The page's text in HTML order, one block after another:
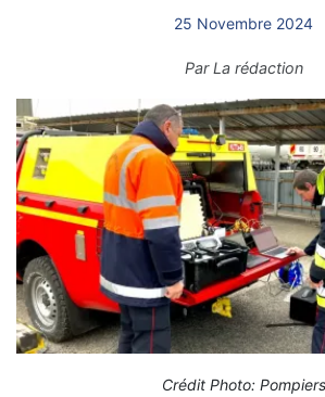
25 Novembre 2024
ParLa rédaction
Crédit Photo: Pompiers